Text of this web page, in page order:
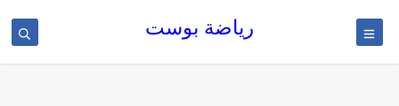
رياضة بوست